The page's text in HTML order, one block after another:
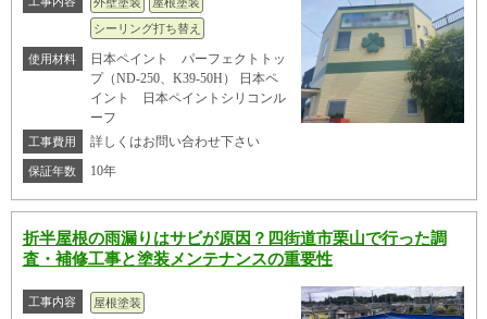
シーリング打ち替え
使用材料
日本ペイント パーフェクトトッ
プ（ND-250、K39-50H） 日本ペ
イント 日本ペイントシリコンル
ーフ
工事費用 詳しくはお問い合わせ下さい
保証年数 10年
折半屋根の雨漏りはサビが原因？四街道市栗山で行った調
査・補修工事と塗装メンテナンスの重要性
工事内容 屋根塗装